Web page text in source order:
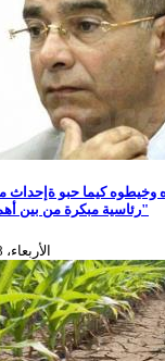
وخيطوه كيما حبو ةإحداث
رئاسية مبكرة من بين أهم الحلول للأزمة السياسية"
الأربعاء، 28 ديسمبر، 2022 - 10:23